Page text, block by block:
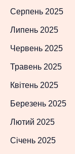
Серпень 2025
Липень 2025
Червень 2025
Травень 2025
Квітень 2025
Березень 2025
Лютий 2025
Січень 2025